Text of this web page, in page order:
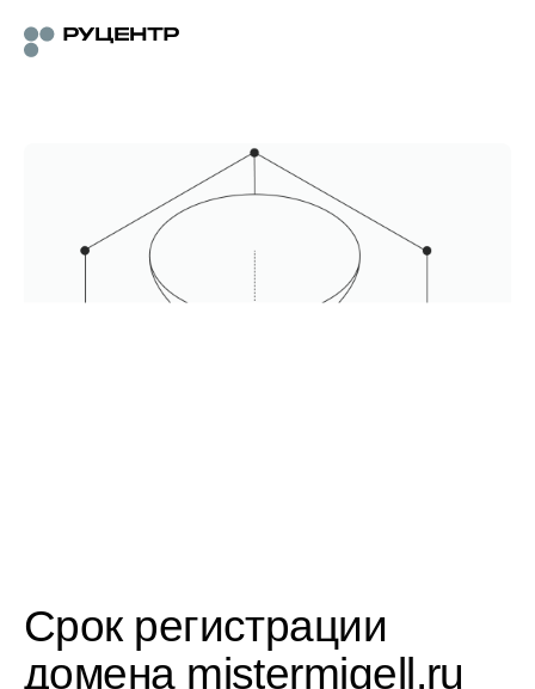
Срок регистрации
домена mistermigell.ru